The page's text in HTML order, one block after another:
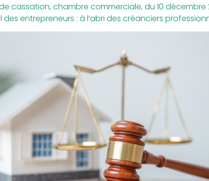
cassation, chambre commerciale, du 10 décembre
entrepreneurs : à l’abri des créanciers